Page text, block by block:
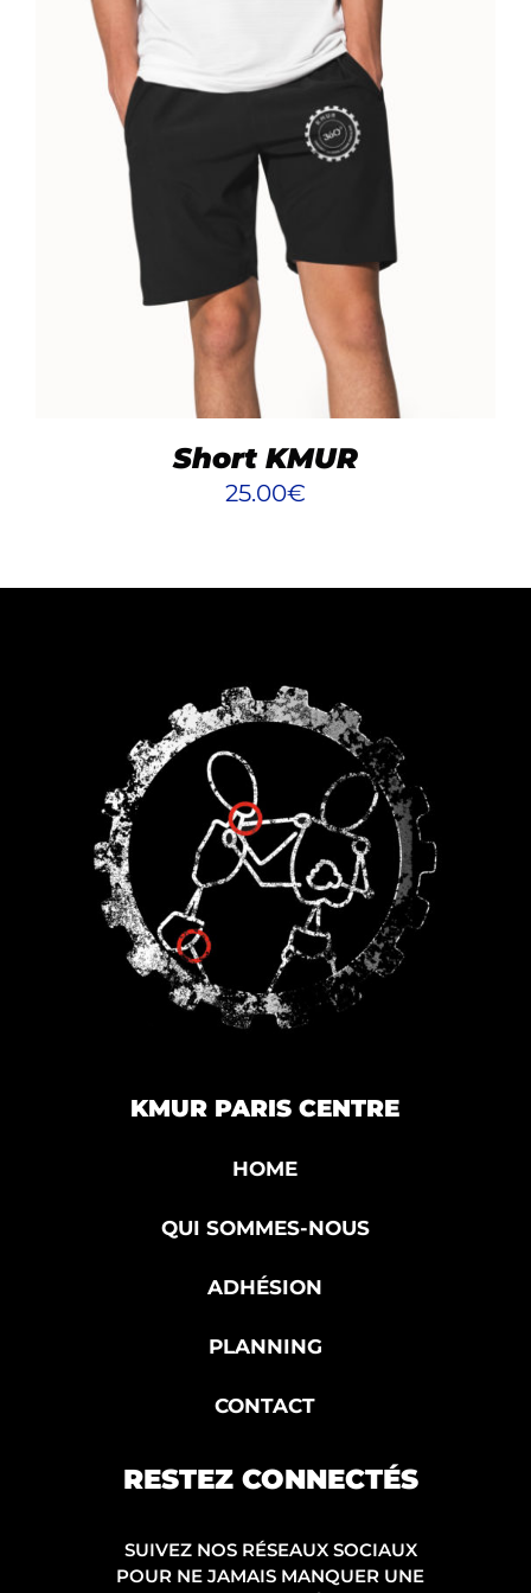
AJOUTER AU PANIER / DÉTAILS
Short KMUR
25.00€
KMUR PARIS CENTRE
HOME
QUI SOMMES-NOUS
ADHÉSION
PLANNING
CONTACT
RESTEZ CONNECTÉS
SUIVEZ NOS RÉSEAUX SOCIAUX
POUR NE JAMAIS MANQUER UNE